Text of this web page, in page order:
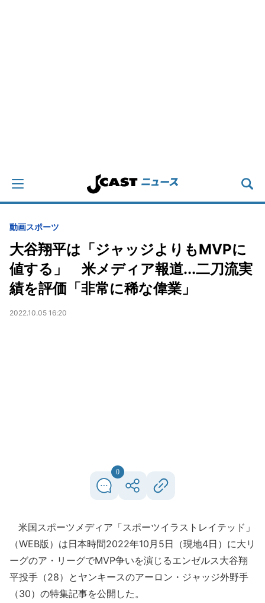
動画スポーツ
大谷翔平は「ジャッジよりもMVPに
値する」 米メディア報道...二刀流実
績を評価「非常に稀な偉業」
2022.10.05 16:20
0
米国スポーツメディア「スポーツイラストレイテッド」
（WEB版）は日本時間2022年10月5日（現地4日）に大リ
ーグのア・リーグでMVP争いを演じるエンゼルス大谷翔
平投手（28）とヤンキースのアーロン・ジャッジ外野手
（30）の特集記事を公開した。